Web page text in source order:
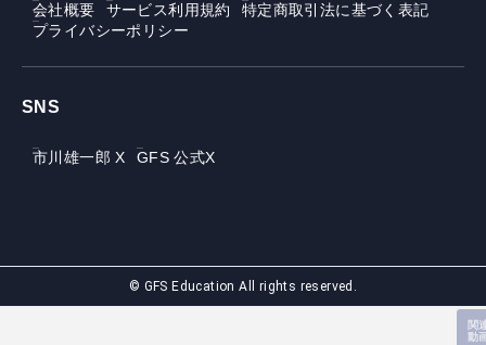
関
動
会社概要 サービス利用規約
特定商取引法に基づく表記
プライバシーポリシー
SNS
市川雄一郎 X GFS 公式X
© GFS Education All rights reserved.